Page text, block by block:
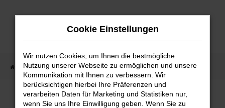
Zum
Startseite Fahrzeugangebote Fahrzeugmarkt
Fahrzeugmarkt
Cookie Einstellungen
Wir nutzen Cookies, um Ihnen die bestmögliche
Nutzung unserer Webseite zu ermöglichen und unsere
Kommunikation mit Ihnen zu verbessern. Wir
berücksichtigen hierbei Ihre Präferenzen und
verarbeiten Daten für Marketing und Statistiken nur,
wenn Sie uns Ihre Einwilligung geben. Wenn Sie zu